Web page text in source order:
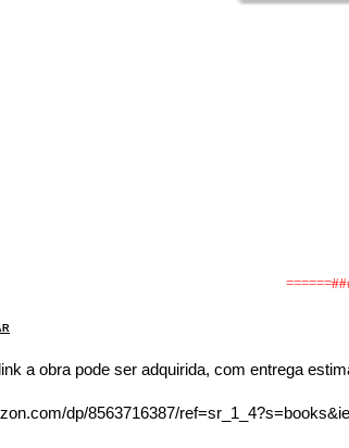
a obra pode ser adquirida, com entrega
dp/8563716387/